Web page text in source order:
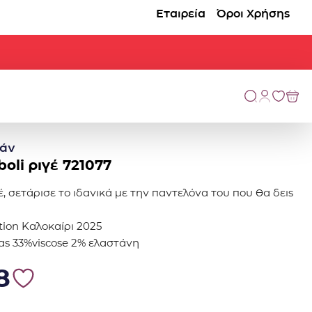
Εταιρεία Όροι Χρήσης
ριγέ 721077
σετάρισε το ιδανικά με την παντελόνα του που θα δεις
Καλοκαίρι 2025
33%viscose 2% ελαστάνη